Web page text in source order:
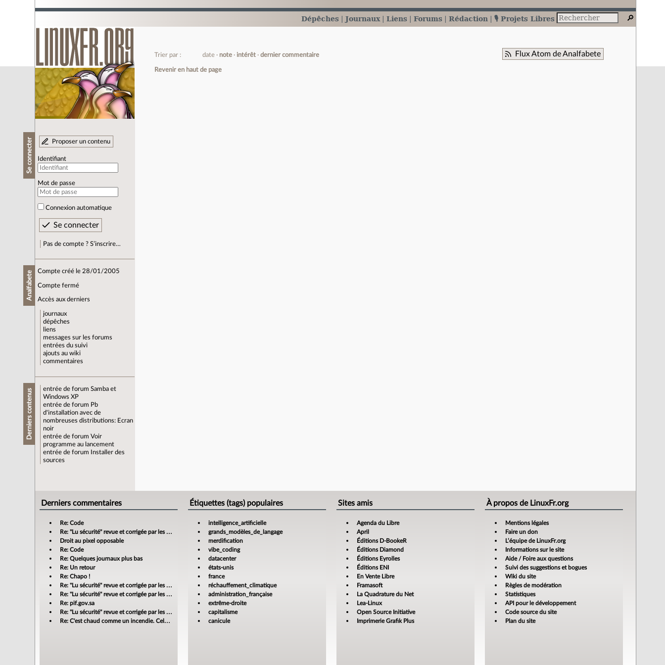
Dépêches Journaux Liens Forums Rédaction 🎙️ Projets Libres
Se connecter Proposer un contenu
Identifiant
Mot de passe
Connexion automatique
Pas de compte ? S’inscrire…
Analfabete Compte créé le 28/01/2005
Compte fermé
Accès aux derniers
journaux
dépêches
liens
messages sur les forums
entrées du suivi
ajouts au wiki
commentaires
Derniers contenus entrée de forum Samba et
Windows XP
entrée de forum Pb
d'installation avec de
nombreuses distributions: Ecran
noir
entrée de forum Voir
programme au lancement
entrée de forum
Installer des
sources
Flux Atom de Analfabete
Trier par : date note intérêt dernier commentaire
Revenir en haut de page
Derniers commentaires
Re: Code
Re: "Lu sécurité" revue et corrigée par les banques
Droit au pixel opposable
Re: Code
Re: Quelques journaux plus bas
Re: Un retour
Re: Chapo !
Re: "Lu sécurité" revue et corrigée par les banques
Re: "Lu sécurité" revue et corrigée par les banques
Re: pif.gov.sa
Re: "Lu sécurité" revue et corrigée par les banques
Re: C'est chaud comme un incendie. Cela m'enrage!
Étiquettes (tags) populaires
intelligence_artificielle
grands_modèles_de_langage
merdification
vibe_coding
datacenter
états-unis
france
réchauffement_climatique
administration_française
extrême-droite
capitalisme
canicule
Sites amis
Agenda du Libre
April
Éditions D-BookeR
Éditions Diamond
Éditions Eyrolles
Éditions ENI
En Vente Libre
Framasoft
La Quadrature du Net
Lea-Linux
Open Source Initiative
Imprimerie Grafik Plus
À propos de LinuxFr.org
Mentions légales
Faire un don
L’équipe de LinuxFr.org
Informations sur le site
Aide / Foire aux questions
Suivi des suggestions et bogues
Wiki du site
Règles de modération
Statistiques
API pour le développement
Code source du site
Plan du site